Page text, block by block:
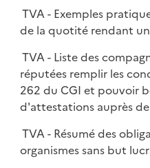
TVA - Exemples
de la quotité rendant
TVA - Liste des
réputées remplir les
262 du CGI et pouvoir
d'attestations auprès
TVA - Résumé des
organismes sans but